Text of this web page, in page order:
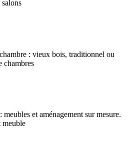
: vieux bois, traditionnel ou
chambres
et aménagement sur mesure.
meuble